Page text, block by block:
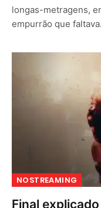
longas-metragens,
empurrão que
NOSTREAMING
Final